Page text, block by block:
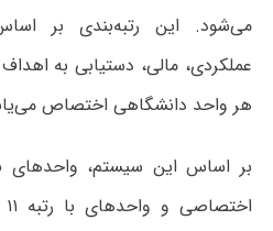
می‌شود. این رتبه‌بندی بر
عملکردی، مالی، دستیابی به
هر واحد دانشگاهی اختصاص